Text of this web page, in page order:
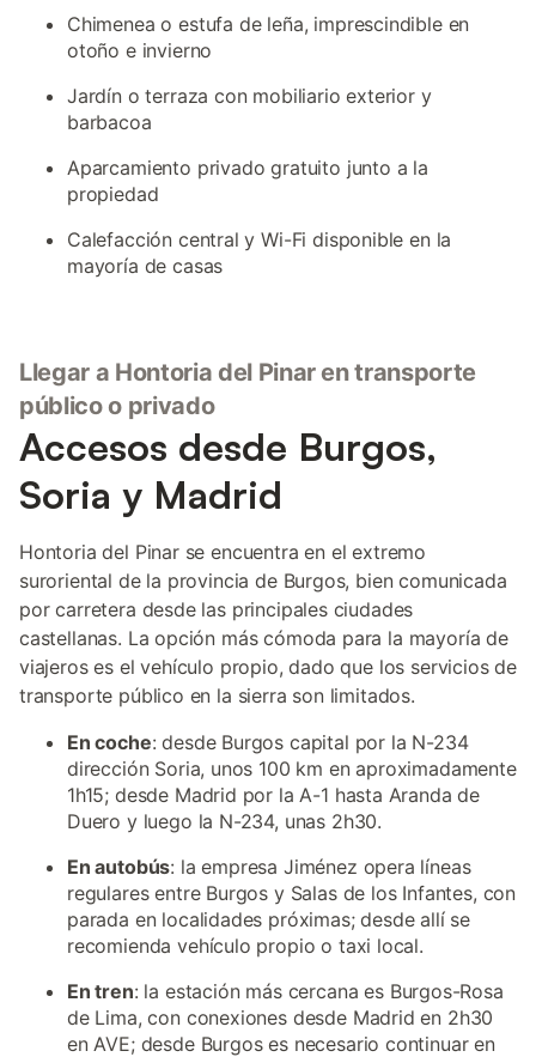
Chimenea o estufa de leña, imprescindible en
otoño e invierno
Jardín o terraza con mobiliario exterior y
barbacoa
Aparcamiento privado gratuito junto a la
propiedad
Calefacción central y Wi-Fi disponible en la
mayoría de casas
Llegar a Hontoria del Pinar en transporte
público o privado
Accesos desde Burgos,
Soria y Madrid
Hontoria del Pinar se encuentra en el extremo
suroriental de la provincia de Burgos, bien comunicada
por carretera desde las principales ciudades
castellanas. La opción más cómoda para la mayoría de
viajeros es el vehículo propio, dado que los servicios de
transporte público en la sierra son limitados.
En coche: desde Burgos capital por la N-234
dirección Soria, unos 100 km en aproximadamente
1h15; desde Madrid por la A-1 hasta Aranda de
Duero y luego la N-234, unas 2h30.
En autobús: la empresa Jiménez opera líneas
regulares entre Burgos y Salas de los Infantes, con
parada en localidades próximas; desde allí se
recomienda vehículo propio o taxi local.
En tren: la estación más cercana es Burgos-Rosa
de Lima, con conexiones desde Madrid en 2h30
en AVE; desde Burgos es necesario continuar en